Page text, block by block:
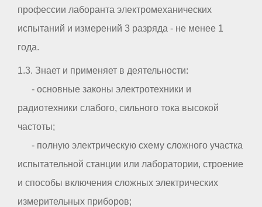
профессии лаборанта электромеханических
испытаний и измерений 3 разряда - не менее 1
года.
1.3. Знает и применяет в деятельности:
- основные законы электротехники и
радиотехники слабого, сильного тока высокой
частоты;
- полную электрическую схему сложного участка
испытательной станции или лаборатории, строение
и способы включения сложных электрических
измерительных приборов;